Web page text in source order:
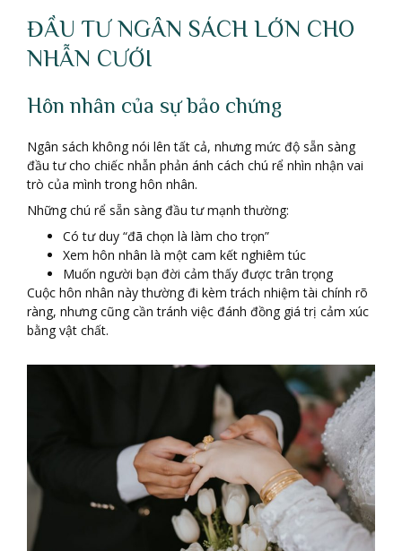
ĐẦU TƯ NGÂN SÁCH LỚN CHO
NHẪN CƯỚI
Hôn nhân của sự bảo chứng
Ngân sách không nói lên tất cả, nhưng mức độ sẵn sàng
đầu tư cho chiếc nhẫn phản ánh cách chú rể nhìn nhận vai
trò của mình trong hôn nhân.
Những chú rể sẵn sàng đầu tư mạnh thường:
Có tư duy “đã chọn là làm cho trọn”
Xem hôn nhân là một cam kết nghiêm túc
Muốn người bạn đời cảm thấy được trân trọng
Cuộc hôn nhân này thường đi kèm trách nhiệm tài chính rõ
ràng, nhưng cũng cần tránh việc đánh đồng giá trị cảm xúc
bằng vật chất.